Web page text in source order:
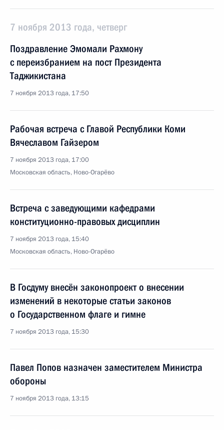
7 ноября 2013 года, четверг
Поздравление Эмомали Рахмону
с переизбранием на пост Президента
Таджикистана
7 ноября 2013 года, 17:50
Рабочая встреча с Главой Республики Коми
Вячеславом Гайзером
7 ноября 2013 года, 17:00
Московская область, Ново-Огарёво
Встреча с заведующими кафедрами
конституционно-правовых дисциплин
7 ноября 2013 года, 15:40
Московская область, Ново-Огарёво
В Госдуму внесён законопроект о внесении
изменений в некоторые статьи законов
о Государственном флаге и гимне
7 ноября 2013 года, 15:30
Павел Попов назначен заместителем Министра
обороны
7 ноября 2013 года, 13:15